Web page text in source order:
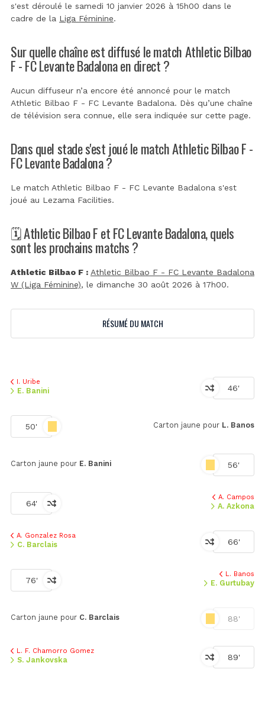
s'est déroulé le samedi 10 janvier 2026 à 15h00 dans le
cadre de la Liga Féminine.
Sur quelle chaîne est diffusé le match Athletic Bilbao
F - FC Levante Badalona en direct ?
Aucun diffuseur n’a encore été annoncé pour le match
Athletic Bilbao F - FC Levante Badalona. Dès qu’une chaîne
de télévision sera connue, elle sera indiquée sur cette page.
Dans quel stade s'est joué le match Athletic Bilbao F -
FC Levante Badalona ?
Le match Athletic Bilbao F - FC Levante Badalona s'est
joué au Lezama Facilities.
🗓️ Athletic Bilbao F et FC Levante Badalona, quels
sont les prochains matchs ?
Athletic Bilbao F : Athletic Bilbao F - FC Levante Badalona
W (Liga Féminine), le dimanche 30 août 2026 à 17h00.
RÉSUMÉ DU MATCH
46'
I. Uribe
E. Banini
50' Carton jaune pour L. Banos
56'
Carton jaune pour E. Banini
64'
A. Campos
A. Azkona
66'
A. Gonzalez Rosa
C. Barclais
76'
L. Banos
E. Gurtubay
88'
Carton jaune pour C. Barclais
89'
L. F. Chamorro Gomez
S. Jankovska